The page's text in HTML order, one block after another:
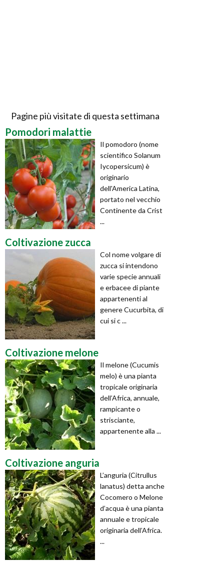
Pagine più visitate di questa settimana
Pomodori malattie
Il pomodoro (nome
scientifico Solanum
Iycopersicum) è
originario
dell'America Latina,
portato nel vecchio
Continente da Crist
...
Coltivazione zucca
Col nome volgare di
zucca si intendono
varie specie annuali
e erbacee di piante
appartenenti al
genere Cucurbita, di
cui si c ...
Coltivazione melone
Il melone (Cucumis
melo) è una pianta
tropicale originaria
dell’Africa, annuale,
rampicante o
strisciante,
appartenente alla ...
Coltivazione anguria
L’anguria (Citrullus
lanatus) detta anche
Cocomero o Melone
d’acqua è una pianta
annuale e tropicale
originaria dell’Africa.
...